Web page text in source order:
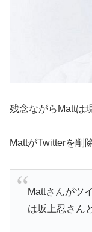
残念ながらMattは
MattがTwitterを削
Mattさんがツ
は坂上忍さん